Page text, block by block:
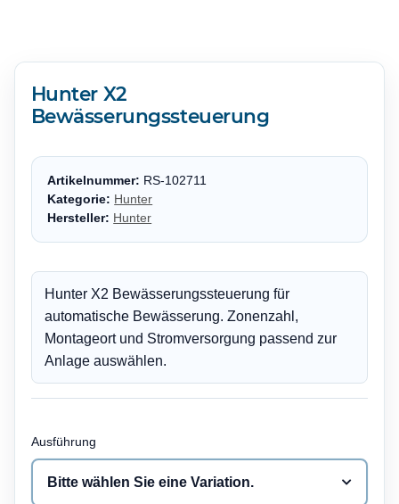
Hunter X2
Bewässerungssteuerung
Artikelnummer: RS-102711
Kategorie: Hunter
Hersteller: Hunter
Hunter X2 Bewässerungssteuerung für
automatische Bewässerung. Zonenzahl,
Montageort und Stromversorgung passend zur
Anlage auswählen.
Ausführung
Bitte wählen Sie eine Variation.